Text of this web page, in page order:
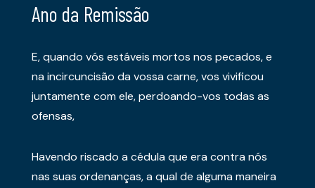
Ano da Remissão
E, quando vós estáveis mortos nos pecados, e
na incircuncisão da vossa carne, vos vivificou
juntamente com ele, perdoando-vos todas as
ofensas,
Havendo riscado a cédula que era contra nós
nas suas ordenanças, a qual de alguma maneira